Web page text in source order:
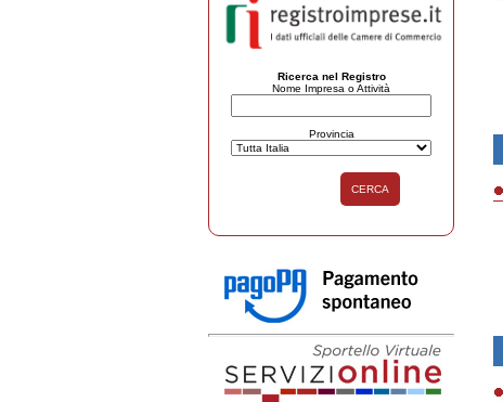
Ricerca nel Registro
Nome Impresa o Attività
Provincia
CERCA